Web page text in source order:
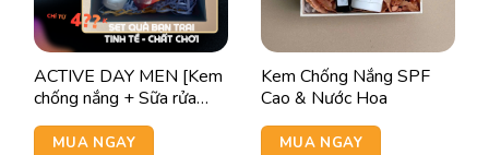
ACTIVE DAY MEN [Kem
chống nắng + Sữa rửa
mặt + Nước hoa nam
Rocky]
MUA NGAY
Kem Chống Nắng SPF
Cao & Nước Hoa
MUA NGAY